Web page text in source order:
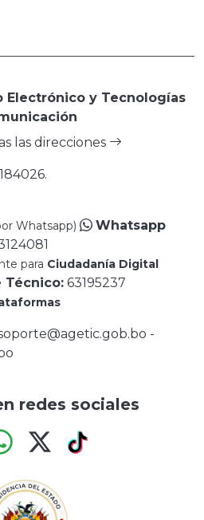
Electrónico y Tecnologías
las direcciones
Whatsapp)
Whatsapp
para Ciudadanía Digital
Técnico: 63195237
-
redes sociales